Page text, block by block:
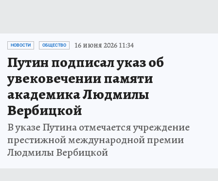
НОВОСТИ ОБЩЕСТВО 16 июня 2026 11:34
Путин подписал указ об
увековечении памяти
академика Людмилы
Вербицкой
В указе Путина отмечается учреждение
престижной международной премии
Людмилы Вербицкой